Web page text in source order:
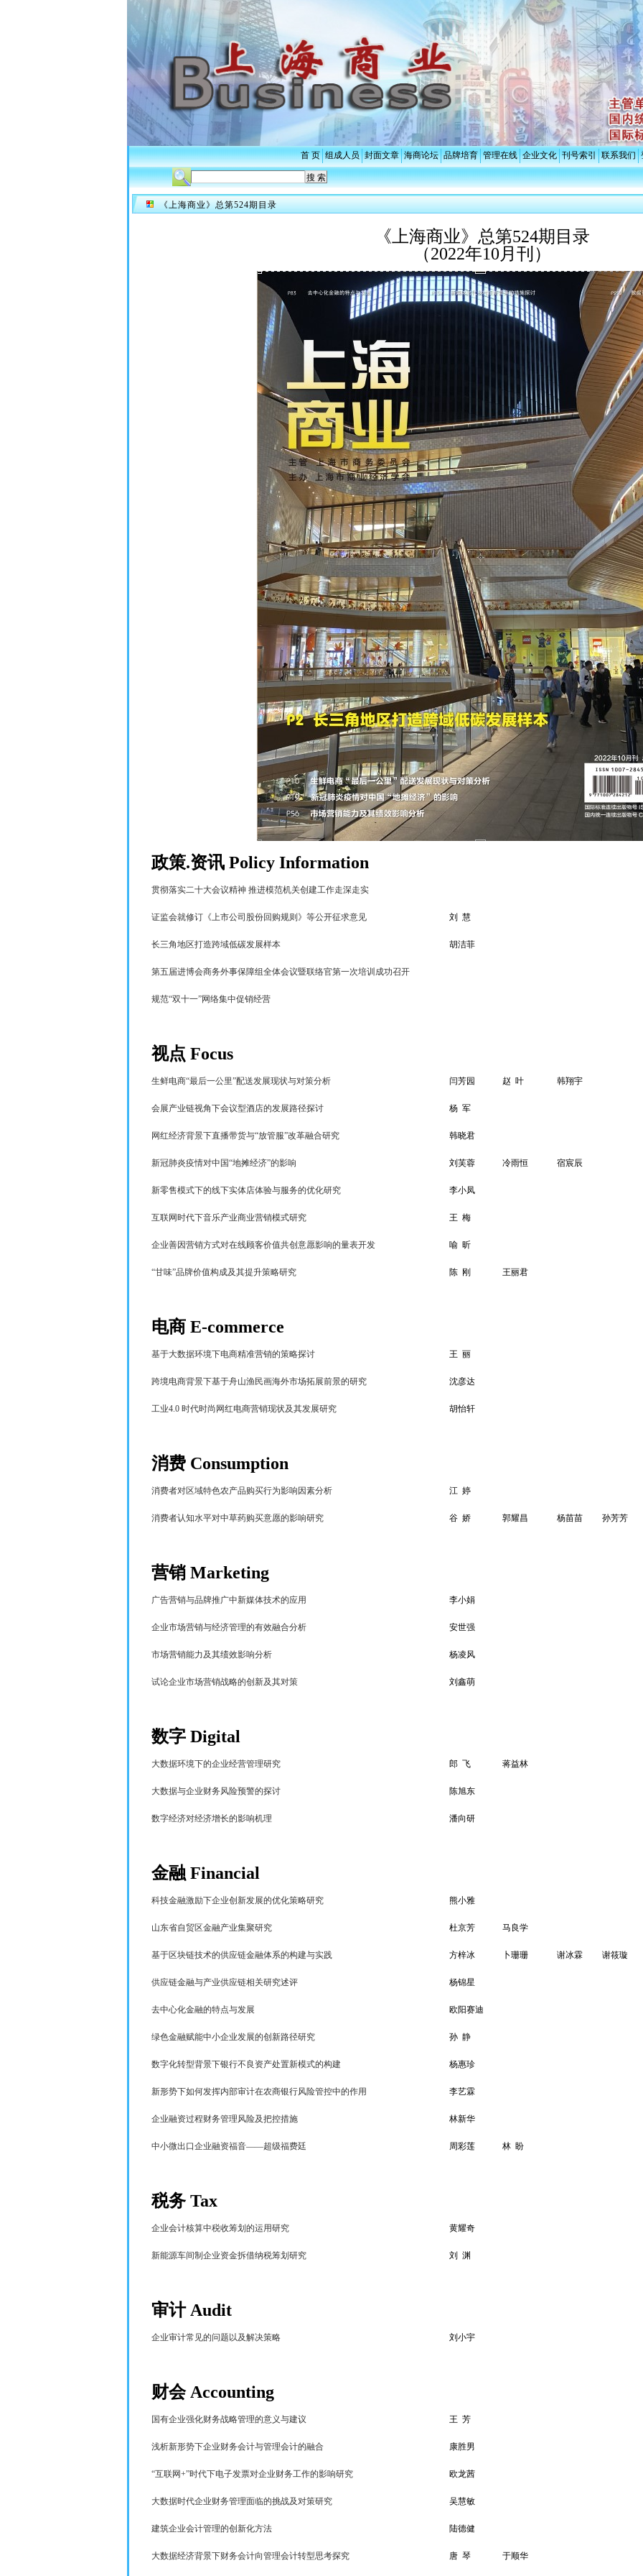
首 页 组成人员 封面文章 海商论坛 品牌培育 管理在线 企业文化 刊号索引 联系我们
《上海商业》总第524期目录
《上海商业》总第524期目录
（2022年10月刊）
政策.资讯Policy Information
贯彻落实二十大会议精神 推进模范机关创建工作走深走实
证监会就修订《上市公司股份回购规则》等公开征求意见 刘 慧
长三角地区打造跨域低碳发展样本 胡洁菲
第五届进博会商务外事保障组全体会议暨联络官第一次培训成功召开
规范“双十一”网络集中促销经营
视点 Focus
生鲜电商“最后一公里”配送发展现状与对策分析 闫芳园 赵 叶 韩翔宇
会展产业链视角下会议型酒店的发展路径探讨 杨 军
网红经济背景下直播带货与“放管服”改革融合研究 韩晓君
新冠肺炎疫情对中国“地摊经济”的影响 刘芙蓉 冷雨恒 宿宸辰
新零售模式下的线下实体店体验与服务的优化研究 李小凤
互联网时代下音乐产业商业营销模式研究 王 梅
企业善因营销方式对在线顾客价值共创意愿影响的量表开发 喻 昕
“甘味”品牌价值构成及其提升策略研究 陈 刚 王丽君
电商E-commerce
基于大数据环境下电商精准营销的策略探讨 王 丽
跨境电商背景下基于舟山渔民画海外市场拓展前景的研究 沈彦达
工业4.0 时代时尚网红电商营销现状及其发展研究 胡怡轩
消费 Consumption
消费者对区域特色农产品购买行为影响因素分析 江 婷
消费者认知水平对中草药购买意愿的影响研究 谷 娇 郭耀昌 杨苗苗 孙芳芳
营销Marketing
广告营销与品牌推广中新媒体技术的应用 李小娟
企业市场营销与经济管理的有效融合分析 安世强
市场营销能力及其绩效影响分析 杨凌风
试论企业市场营销战略的创新及其对策 刘鑫萌
数字 Digital
大数据环境下的企业经营管理研究 郎 飞 蒋益林
大数据与企业财务风险预警的探讨 陈旭东
数字经济对经济增长的影响机理 潘向研
金融Financial
科技金融激励下企业创新发展的优化策略研究 熊小雅
山东省自贸区金融产业集聚研究 杜京芳 马良学
基于区块链技术的供应链金融体系的构建与实践 方梓冰 卜珊珊 谢冰霖 谢筱璇
供应链金融与产业供应链相关研究述评 杨锦星
去中心化金融的特点与发展 欧阳赛迪
绿色金融赋能中小企业发展的创新路径研究 孙 静
数字化转型背景下银行不良资产处置新模式的构建 杨惠珍
新形势下如何发挥内部审计在农商银行风险管控中的作用 李艺霖
企业融资过程财务管理风险及把控措施 林新华
中小微出口企业融资福音——超级福费廷 周彩莲 林 盼
税务Tax
企业会计核算中税收筹划的运用研究 黄耀奇
新能源车间制企业资金拆借纳税筹划研究 刘 渊
审计 Audit
企业审计常见的问题以及解决策略 刘小宇
财会 Accounting
国有企业强化财务战略管理的意义与建议 王 芳
浅析新形势下企业财务会计与管理会计的融合 康胜男
“互联网+”时代下电子发票对企业财务工作的影响研究 欧龙茜
大数据时代企业财务管理面临的挑战及对策研究 吴慧敏
建筑企业会计管理的创新化方法 陆德健
大数据经济背景下财务会计向管理会计转型思考探究 唐 琴 于顺华